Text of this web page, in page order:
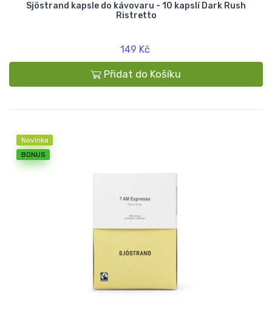
Sjöstrand kapsle do kávovaru - 10 kapslí Dark Rush
Ristretto
149 Kč
Přidat do Košíku
Novinka
BONUS